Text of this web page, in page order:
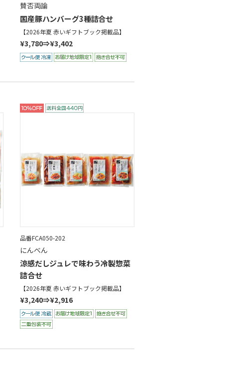
賛否両論
国産豚ハンバーグ3種詰合せ
【2026年夏 赤いギフトブック掲載品】
¥3,780⇒¥3,402
品番FCA050-202
にんべん
涼感だしジュレで味わう冷製惣菜
詰合せ
【2026年夏 赤いギフトブック掲載品】
¥3,240⇒¥2,916